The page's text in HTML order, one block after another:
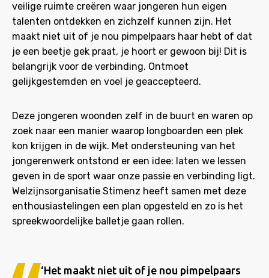
veilige ruimte creëren waar jongeren hun eigen
talenten ontdekken en zichzelf kunnen zijn. Het
maakt niet uit of je nou pimpelpaars haar hebt of dat
je een beetje gek praat, je hoort er gewoon bij! Dit is
belangrijk voor de verbinding. Ontmoet
gelijkgestemden en voel je geaccepteerd.
Deze jongeren woonden zelf in de buurt en waren op
zoek naar een manier waarop longboarden een plek
kon krijgen in de wijk. Met ondersteuning van het
jongerenwerk ontstond er een idee: laten we lessen
geven in de sport waar onze passie en verbinding ligt.
Welzijnsorganisatie Stimenz heeft samen met deze
enthousiastelingen een plan opgesteld en zo is het
spreekwoordelijke balletje gaan rollen.
‘Het maakt niet uit of je nou pimpelpaars